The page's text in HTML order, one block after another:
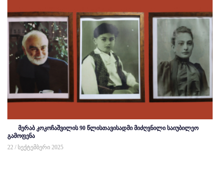
მერაბ კოკოჩაშვილის 90 წლისთავისადმი მიძღვნილი საიუბილეო
გამოფენა
22 / სექტემბერი 2025